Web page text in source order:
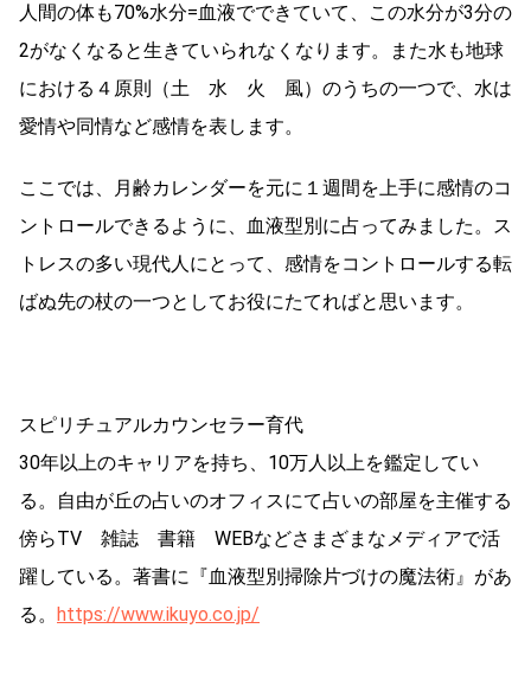
人間の体も70%水分=血液でできていて、この水分が3分の
2がなくなると生きていられなくなります。また水も地球
における４原則（土 水 火 風）のうちの一つで、水は
愛情や同情など感情を表します。
ここでは、月齢カレンダーを元に１週間を上手に感情のコ
ントロールできるように、血液型別に占ってみました。ス
トレスの多い現代人にとって、感情をコントロールする転
ばぬ先の杖の一つとしてお役にたてればと思います。
スピリチュアルカウンセラー育代
30年以上のキャリアを持ち、10万人以上を鑑定してい
る。自由が丘の占いのオフィスにて占いの部屋を主催する
傍らTV 雑誌 書籍 WEBなどさまざまなメディアで活
躍している。著書に『血液型別掃除片づけの魔法術』があ
る。 https://www.ikuyo.co.jp/